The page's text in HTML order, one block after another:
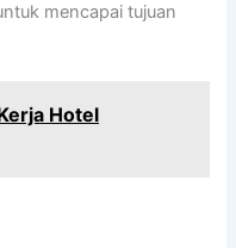
mencapai tujuan
Hotel